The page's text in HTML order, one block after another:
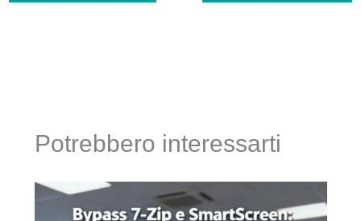
Potrebbero interessarti